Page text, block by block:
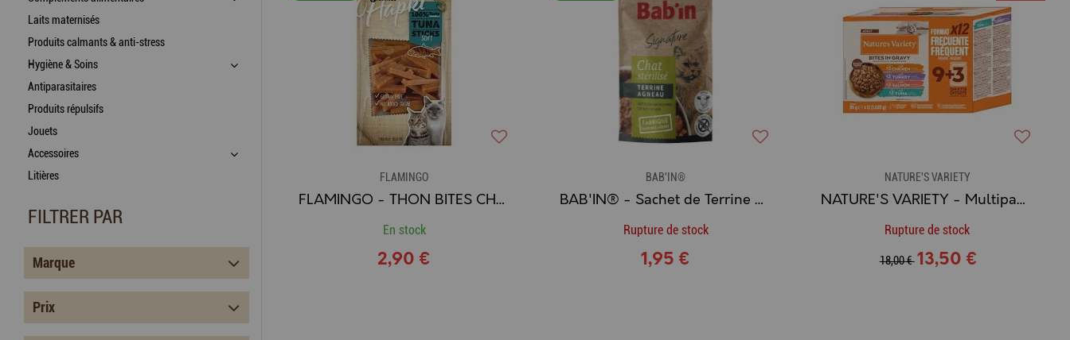
Laits maternisés
Produits calmants & anti-stress
Hygiène & Soins
Antiparasitaires
Produits répulsifs
Jouets
Accessoires
Litières
FILTRER PAR
Marque
Prix
FLAMINGO
FLAMINGO - THON BITES CHAT 50G
En stock
2,90 €
BAB'IN®
BAB'IN® - Sachet de Terrine Chat Adulte Agneau 12X80G
Rupture de stock
1,95 €
NATURE'S VARIETY
NATURE'S VARIETY - Multipack 12 Sachets de Bouchées en Sauce pour Chat (POULET + DINDE + SAUMON + THON)
Rupture de stock
18,00 € 13,50 €